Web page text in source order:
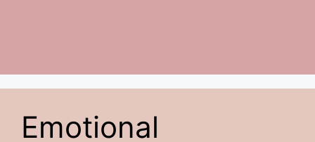
Emotional